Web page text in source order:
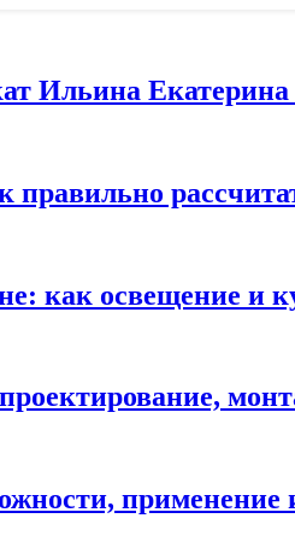
Ильина
правильно
как освещение